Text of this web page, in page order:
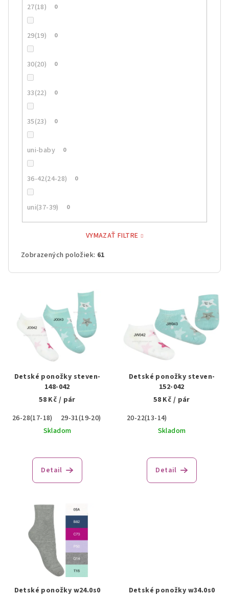
27(18) 0
29(19) 0
30(20) 0
33(22) 0
35(23) 0
uni-baby 0
36-42(24-28) 0
uni(37-39) 0
VYMAZAŤ FILTRE
Zobrazených položiek: 61
Detské ponožky steven-
148-042
58 Kč / pár
26-28(17-18)
29-31(19-20)
32-34(21-22)
Skladom
Detail
Detské ponožky steven-
152-042
58 Kč / pár
20-22(13-14)
Skladom
Detail
Detské ponožky w24.0s0 Detské ponožky w34.0s0